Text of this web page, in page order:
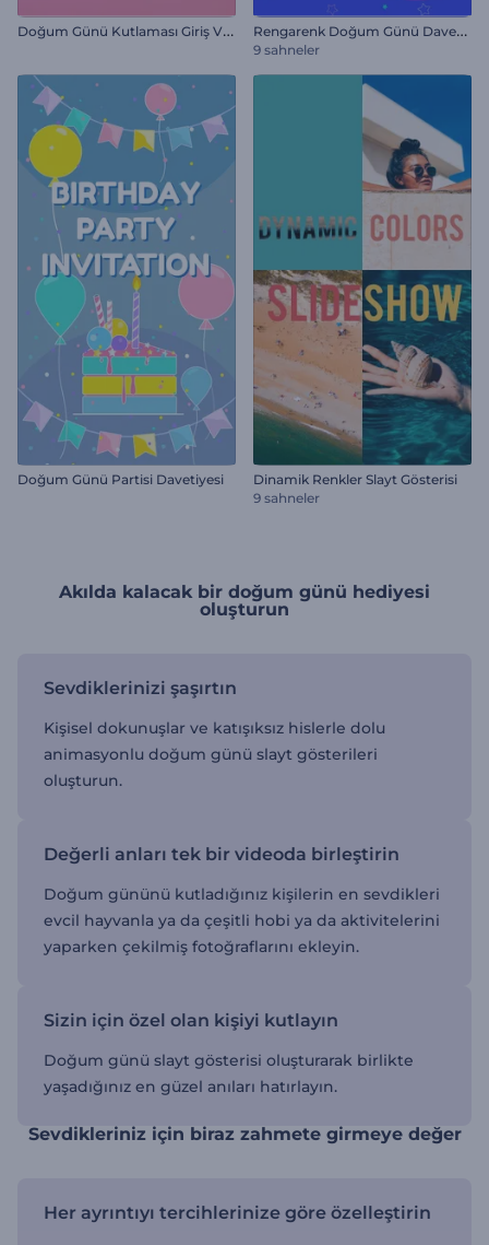
D
oğum Günü Kutlaması Giriş Videosu R
engarenk Doğum Günü Davetiyesi
9 sahneler
Doğum Günü Partisi Davetiyesi
Dinamik Renkler Slayt Gösterisi
9 sahneler
Akılda kalacak bir doğum günü hediyesi
oluşturun
Sevdiklerinizi şaşırtın
Kişisel dokunuşlar ve katışıksız hislerle dolu
animasyonlu doğum günü slayt gösterileri
oluşturun.
Değerli anları tek bir videoda birleştirin
Doğum gününü kutladığınız kişilerin en sevdikleri
evcil hayvanla ya da çeşitli hobi ya da aktivitelerini
yaparken çekilmiş fotoğraflarını ekleyin.
Sizin için özel olan kişiyi kutlayın
Doğum günü slayt gösterisi oluşturarak birlikte
yaşadığınız en güzel anıları hatırlayın.
Sevdikleriniz için biraz zahmete girmeye değer
Her ayrıntıyı tercihlerinize göre özelleştirin